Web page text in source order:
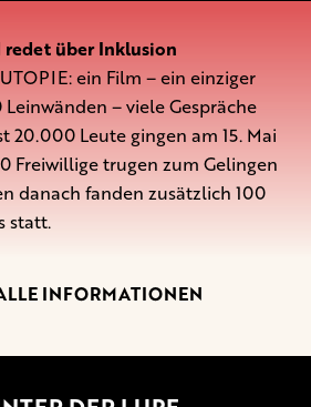
redet über Inklusion
ein Film – ein einziger
– viele Gespräche
20.000 Leute gingen am 15. Mai
Freiwillige trugen zum Gelingen
danach fanden zusätzlich 100
statt.
INFORMATIONEN